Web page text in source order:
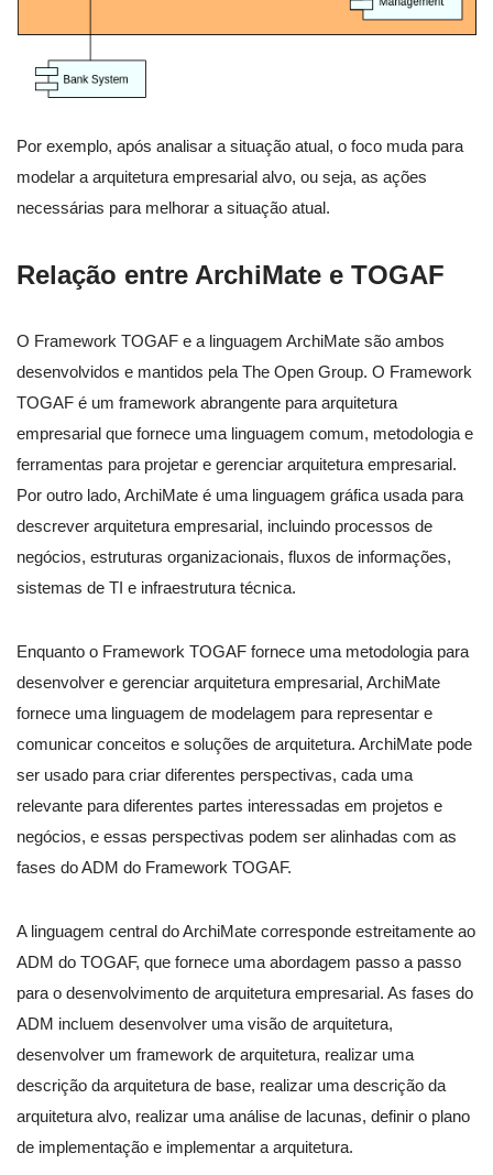
Por exemplo, após analisar a situação atual, o foco muda para
modelar a arquitetura empresarial alvo, ou seja, as ações
necessárias para melhorar a situação atual.
Relação entre ArchiMate e TOGAF
O Framework TOGAF e a linguagem ArchiMate são ambos
desenvolvidos e mantidos pela The Open Group. O Framework
TOGAF é um framework abrangente para arquitetura
empresarial que fornece uma linguagem comum, metodologia e
ferramentas para projetar e gerenciar arquitetura empresarial.
Por outro lado, ArchiMate é uma linguagem gráfica usada para
descrever arquitetura empresarial, incluindo processos de
negócios, estruturas organizacionais, fluxos de informações,
sistemas de TI e infraestrutura técnica.
Enquanto o Framework TOGAF fornece uma metodologia para
desenvolver e gerenciar arquitetura empresarial, ArchiMate
fornece uma linguagem de modelagem para representar e
comunicar conceitos e soluções de arquitetura. ArchiMate pode
ser usado para criar diferentes perspectivas, cada uma
relevante para diferentes partes interessadas em projetos e
negócios, e essas perspectivas podem ser alinhadas com as
fases do ADM do Framework TOGAF.
A linguagem central do ArchiMate corresponde estreitamente ao
ADM do TOGAF, que fornece uma abordagem passo a passo
para o desenvolvimento de arquitetura empresarial. As fases do
ADM incluem desenvolver uma visão de arquitetura,
desenvolver um framework de arquitetura, realizar uma
descrição da arquitetura de base, realizar uma descrição da
arquitetura alvo, realizar uma análise de lacunas, definir o plano
de implementação e implementar a arquitetura.